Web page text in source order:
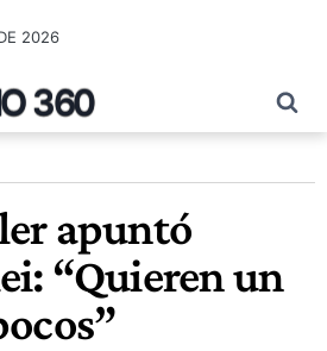
2026
360
apuntó
“Quieren un